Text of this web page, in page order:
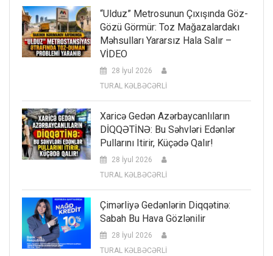
“Ulduz” Metrosunun Çıxışında Göz-
Gözü Görmür: Toz Mağazalardakı
Məhsulları Yararsız Hala Salır –
VİDEO
28 İyul 2026
TURAL KƏLBƏCƏRLİ
Xaricə Gedən Azərbaycanlıların
DİQQƏTİNƏ: Bu Səhvləri Edənlər
Pullarını Itirir, Küçədə Qalır!
28 İyul 2026
TURAL KƏLBƏCƏRLİ
Çimərliyə Gedənlərin Diqqətinə:
Sabah Bu Hava Gözlənilir
28 İyul 2026
TURAL KƏLBƏCƏRLİ